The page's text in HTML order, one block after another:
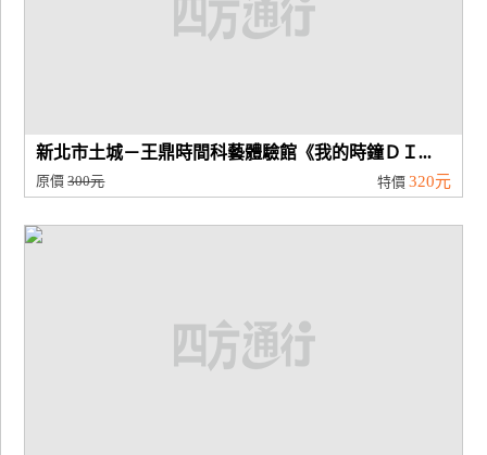
新北市土城－王鼎時間科藝體驗館《我的時鐘ＤＩ...
原價300元 特價 320元